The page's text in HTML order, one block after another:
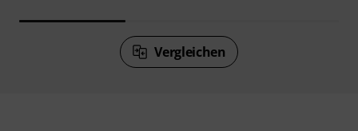
Vergleichen